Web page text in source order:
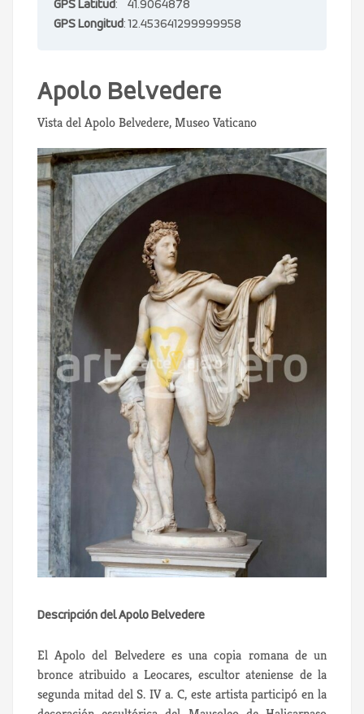
GPS Latitud: 41.9064878
GPS Longitud: 12.453641299999958
Apolo Belvedere
Vista del Apolo Belvedere, Museo Vaticano
Descripción del Apolo Belvedere
El Apolo del Belvedere es una copia romana de un
bronce atribuido a Leocares, escultor ateniense de la
segunda mitad del S. IV a. C, este artista participó en la